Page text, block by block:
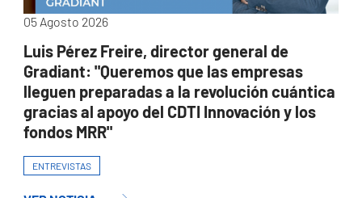
05 Agosto 2026
Luis Pérez Freire, director general de
Gradiant: "Queremos que las empresas
lleguen preparadas a la revolución cuántica
gracias al apoyo del CDTI Innovación y los
fondos MRR"
ENTREVISTAS